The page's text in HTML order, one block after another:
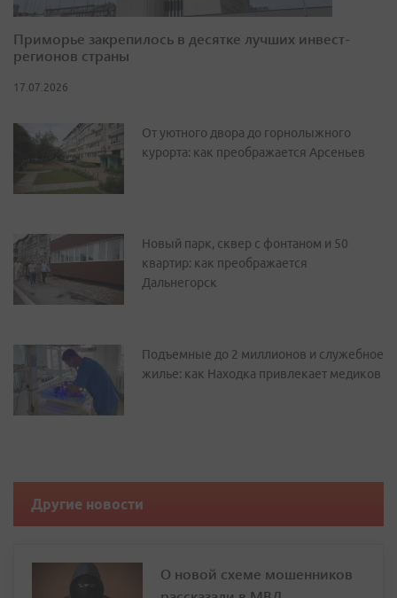
Приморье закрепилось в десятке лучших инвест-
регионов страны
17.07.2026
От уютного двора до горнолыжного
курорта: как преображается Арсеньев
Новый парк, сквер с фонтаном и 50
квартир: как преображается
Дальнегорск
Подъемные до 2 миллионов и служебное
жилье: как Находка привлекает медиков
Другие новости
О новой схеме мошенников